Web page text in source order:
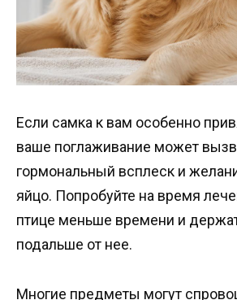
Если самка к вам особенно
ваше поглаживание может
гормональный всплеск и
яйцо. Попробуйте на время
птице меньше времени и
подальше от нее.
Многие предметы могут